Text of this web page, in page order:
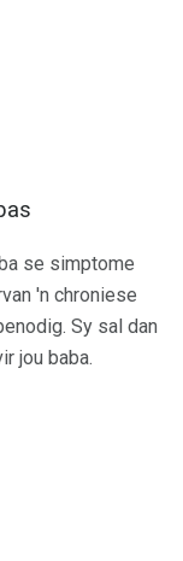
se simptome
'n chroniese
Sy sal dan
jou baba.